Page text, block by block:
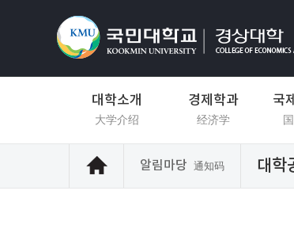
대학소개
大学介绍
경제학과
经济学
국
알림마당 通知码 대학